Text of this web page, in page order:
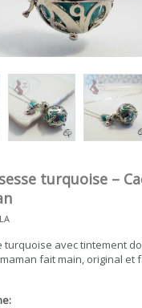
turquoise –
turquoise avec tintement
fait main, original et